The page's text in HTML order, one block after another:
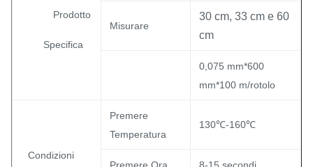
Prodotto
Specifica
Misurare
30 cm, 33 cm e 60
cm
0,075 mm*600
mm*100 m/rotolo
Condizioni
Premere
Temperatura
130℃-160℃